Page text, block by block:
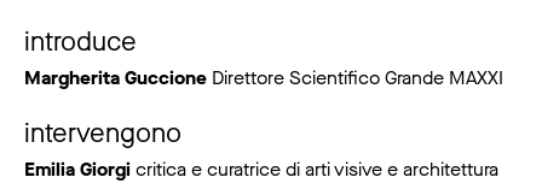
introduce
Margherita Guccione Direttore Scientifico Grande MAXXI
intervengono
Emilia Giorgicritica e curatrice di arti visive e architettura